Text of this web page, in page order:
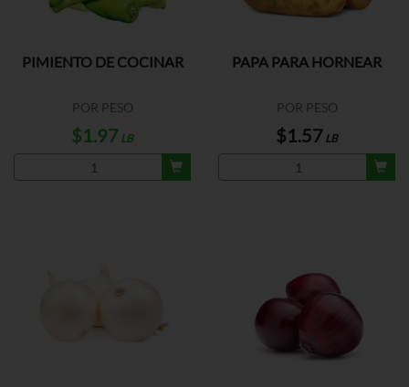
PIMIENTO DE COCINAR
POR PESO
$1.97 LB
PAPA PARA HORNEAR
POR PESO
$1.57 LB